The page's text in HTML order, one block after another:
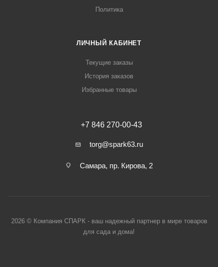
Политика
ЛИЧНЫЙ КАБИНЕТ
Текущие заказы
История заказов
Избранные товары
+7 846 270-00-43
torg@spark63.ru
Самара, пр. Кирова, 2
2026 © Компания СПАРК - ваш надежный партнер в мире товаров
для сада и дома!